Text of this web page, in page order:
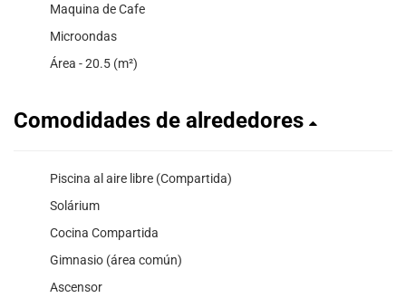
Maquina de Cafe
Microondas
Área - 20.5 (m²)
Comodidades de alrededores
Piscina al aire libre (Compartida)
Solárium
Cocina Compartida
Gimnasio (área común)
Ascensor